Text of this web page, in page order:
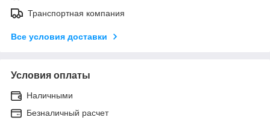
Транспортная компания
Все условия доставки
Условия оплаты
Наличными
Безналичный расчет